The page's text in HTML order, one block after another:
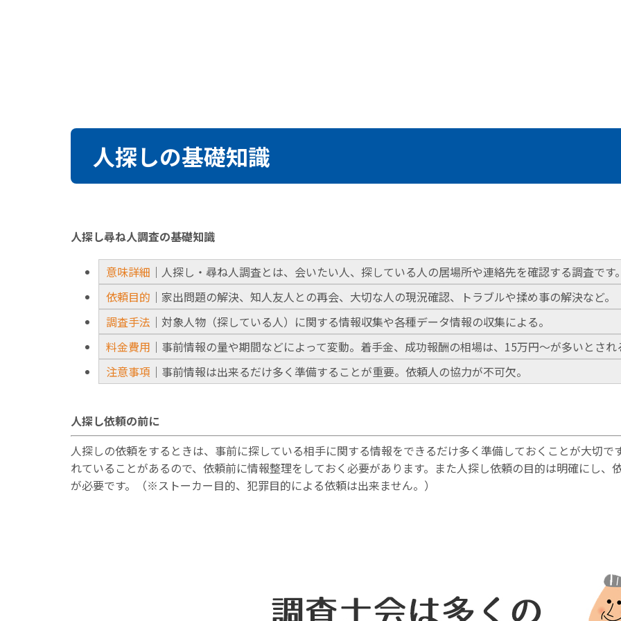
人探しの基礎知識
人探し尋ね人調査の基礎知識
意味詳細 ｜人探し・尋ね人調査とは、会いたい人、探している人の居場所や連絡先を確認する調査です
依頼目的 ｜家出問題の解決、知人友人との再会、大切な人の現況確認、トラブルや揉め事の解決など。
調査手法 ｜対象人物（探している人）に関する情報収集や各種データ情報の収集による。
料金費用 ｜事前情報の量や期間などによって変動。着手金、成功報酬の相場は、15万円～が多いとされ
注意事項 ｜事前情報は出来るだけ多く準備することが重要。依頼人の協力が不可欠。
人探し依頼の前に
人探しの依頼をするときは、事前に探している相手に関する情報をできるだけ多く準備しておくことが大切
れていることがあるので、依頼前に情報整理をしておく必要があります。また人探し依頼の目的は明確にし
が必要です。（※ストーカー目的、犯罪目的による依頼は出来ません。）